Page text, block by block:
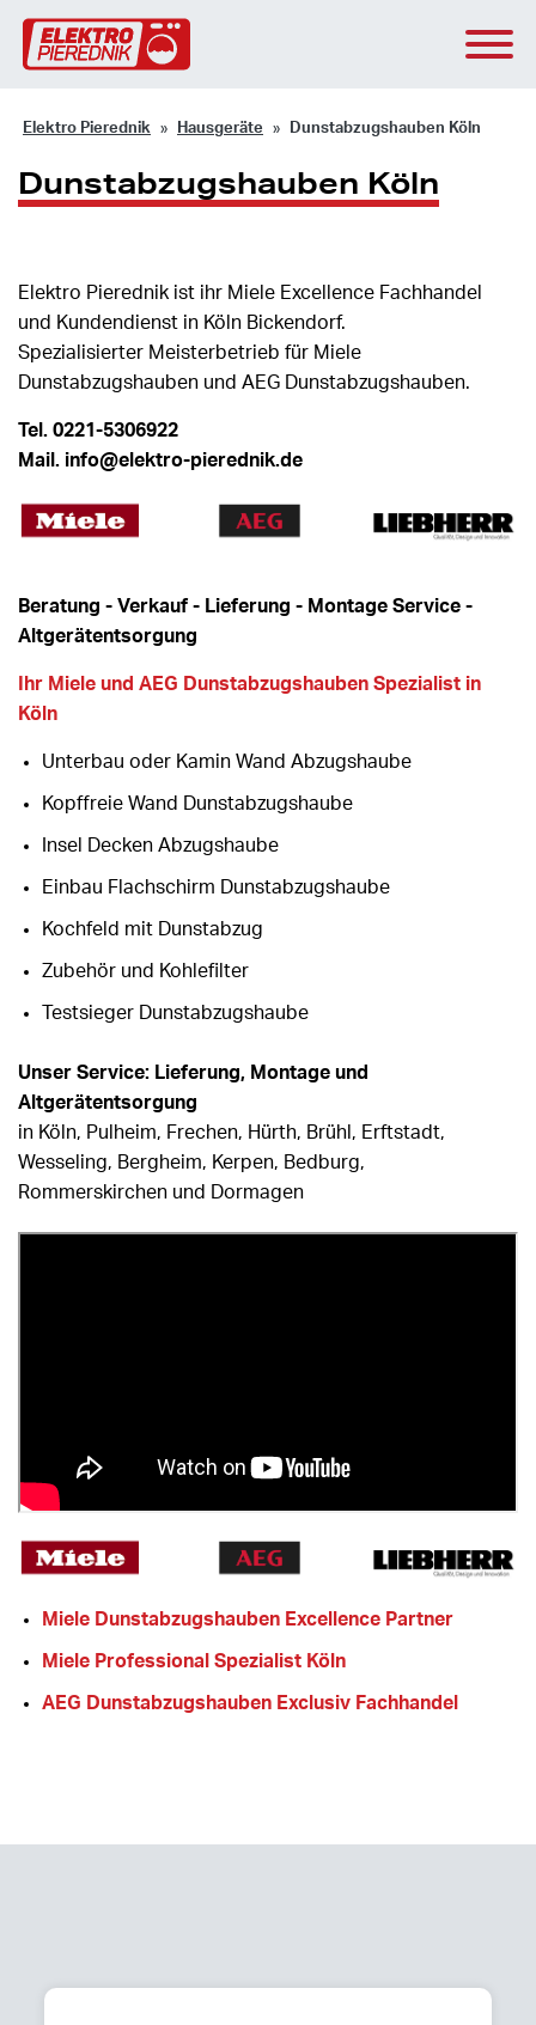
Elektro Pierednik Hausgeräte Dunstabzugshauben Köln
Dunstabzugshauben Köln
Elektro Pierednik ist ihr Miele Excellence Fachhandel
und Kundendienst in Köln Bickendorf.
Spezialisierter Meisterbetrieb für Miele
Dunstabzugshauben und AEG Dunstabzugshauben.
Tel. 0221-5306922
Mail. info@elektro-pierednik.de
Beratung - Verkauf - Lieferung - Montage Service -
Altgerätentsorgung
Ihr Miele und AEG Dunstabzugshauben Spezialist in
Köln
Unterbau oder Kamin Wand Abzugshaube
Kopffreie Wand Dunstabzugshaube
Insel Decken Abzugshaube
Einbau Flachschirm Dunstabzugshaube
Kochfeld mit Dunstabzug
Zubehör und Kohlefilter
Testsieger Dunstabzugshaube
Unser Service: Lieferung, Montage und
Altgerätentsorgung
in Köln, Pulheim, Frechen, Hürth, Brühl, Erftstadt,
Wesseling, Bergheim, Kerpen, Bedburg,
Rommerskirchen und Dormagen
Miele Dunstabzugshauben Excellence Partner
Miele Professional Spezialist Köln
AEG Dunstabzugshauben Exclusiv Fachhandel